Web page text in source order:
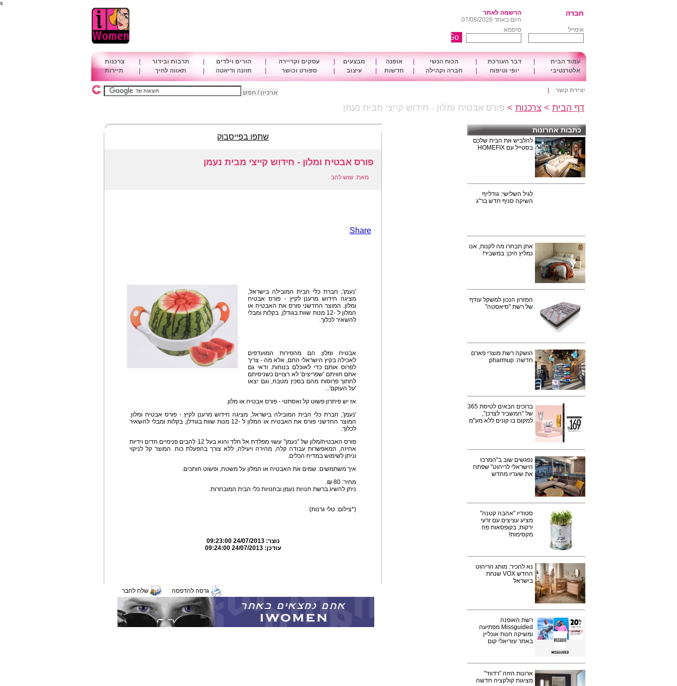
s
חברה
הרשמה לאתר
היום באתר 07/08/2026
אימייל
סיסמא
עמוד הבית דבר העורכת הכוח הנשי אופנה מבצעים עסקים וקריירה הורים וילדים תרבות ובידור
צרכנות
אלטרנטיבי
יופי וטיפוח חברה וקהילה חדשות עיצוב ספורט וכושר תזונה ודיאטה תאווה לחיך תיירות
יצירת קשר ארכיון / חפש
דף הבית > צרכנות > פורס אבטיח ומלון - חידוש קייצי מבית נעמן
כתבות אחרונות
להלביש את הבית שלכם
בסטייל עם HOMEFIX
לגיל השלישי: גודלייף
השיקה סניף חדש בר"ג
אתן תבחרו מה לקנות, אנו
נמליץ היכן: במשביר!
המזרון הנכון למשקל עודף
של רשת "סיאסטה"
הושקה רשת מוצרי פארם
חדשה: pharmup
ברוכים הבאים לטיסת 365
של "המשביר לצרכן",
למקום בו קונים ללא מע"מ
נפגשים שוב ב"המרכז
הישראלי לריהוט" שפתח
את שעריו מחדש
סטודיו "אהבה קטנה"
מציע עציצים עם זרעי
ירקות, בקופסאות פח
מקסימות!
נא להכיר: מותג הריהוט
החדש VOX שנחת
בישראל
רשת האופנה
Missguided מפתיעה
ומשיקה חנות אונליין
באתר עזריאלי קום
ארונות הזזה "רדווד"
מציגות קולקציה חדשה
שתפו בפייסבוק
פורס אבטיח ומלון - חידוש קייצי מבית נעמן
מאת: שוש להב
Share
'נעמן', חברת כלי הבית המובילה בישראל,
מציגה חידוש מרענן לקיץ - פורס אבטיח
ומלון. המוצר החדשני פורס את האבטיח או
המלון ל -12 מנות שוות בגודלן, בקלות ומבלי
להשאיר לכלוך.
אבטיח ומלון הם מהפירות המועדפים
לאכילה בקיץ הישראלי החם, אלא מה - צריך
לפרוס אותם כדי לאוכלם בנוחות. ודאי גם
אתם חוויתם 'שפריצים' לא רצויים כשניסיתם
לחתוך פרוסות מהם בסכין מטבח, וגם יצאו
'על העוקם'...
אז יש פיתרון פשוט קל ואסתטי - פורס אבטיח או מלון.
'נעמן', חברת כלי הבית המובילה בישראל, מציגה חידוש מרענן לקיץ - פורס אבטיח ומלון.
המוצר החדשני פורס את האבטיח או המלון ל -12 מנות שוות בגודלן, בקלות ומבלי להשאיר
לכלוך.
פורס האבטיח/מלון של "נעמן" עשוי מפלדת אל חלד והוא בעל 12 להבים פנימיים חדים וידיות
אחיזה, המאפשרות עבודה קלה, מהירה ויעילה, ללא צורך בהפעלת כוח. המוצר קל לניקוי
וניתן לשימוש במדיח הכלים.
איך משתמשים: שמים את האבטיח או המלון על משטח, ופשוט חותכים.
מחיר: 80 ₪.
ניתן להשיג ברשת חנויות נעמן ובחנויות כלי הבית המובחרות.
(*צילום: טלי גרנות)
נוצר:24/07/2013 09:23:00
עודכן:24/07/2013 09:24:00
גרסה להדפסה שלח לחבר